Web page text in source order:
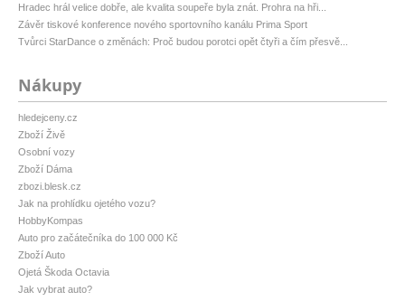
Hradec hrál velice dobře, ale kvalita soupeře byla znát. Prohra na hři...
Závěr tiskové konference nového sportovního kanálu Prima Sport
Tvůrci StarDance o změnách: Proč budou porotci opět čtyři a čím přesvě...
Nákupy
hledejceny.cz
Zboží Živě
Osobní vozy
Zboží Dáma
zbozi.blesk.cz
Jak na prohlídku ojetého vozu?
HobbyKompas
Auto pro začátečníka do 100 000 Kč
Zboží Auto
Ojetá Škoda Octavia
Jak vybrat auto?